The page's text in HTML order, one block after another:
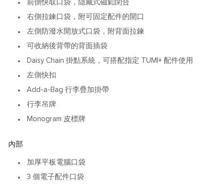
前側快取口袋，隱藏式磁釦閉合
右側拉鍊口袋，附可固定配件的開口
左側防潑水開放式口袋，附背面拉鍊
可收納後背帶的背面插袋
Daisy Chain 掛點系統，可搭配指定 TUMI+ 配件使用
左側快扣
Add-a-Bag 行李疊加掛帶
行李吊牌
Monogram 皮標牌
內部
加厚平板電腦口袋
3 個電子配件口袋